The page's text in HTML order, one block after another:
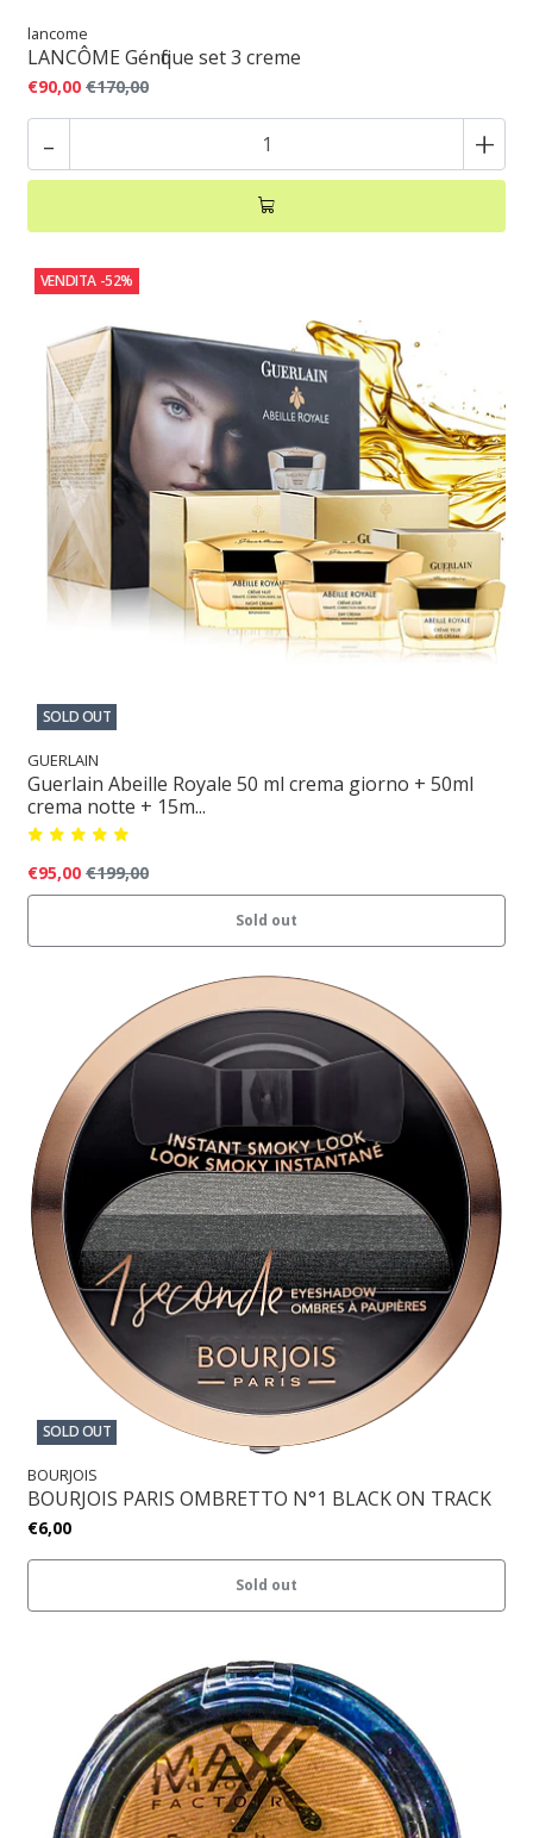
lancome
LANCÔME Génfique set 3 creme
€90,00 €170,00
- +
VENDITA -52%
SOLD OUT
GUERLAIN
Guerlain Abeille Royale 50 ml crema giorno + 50ml
crema notte + 15m...
€95,00 €199,00
Sold out
SOLD OUT
BOURJOIS
BOURJOIS PARIS OMBRETTO N°1 BLACK ON TRACK
€6,00
Sold out